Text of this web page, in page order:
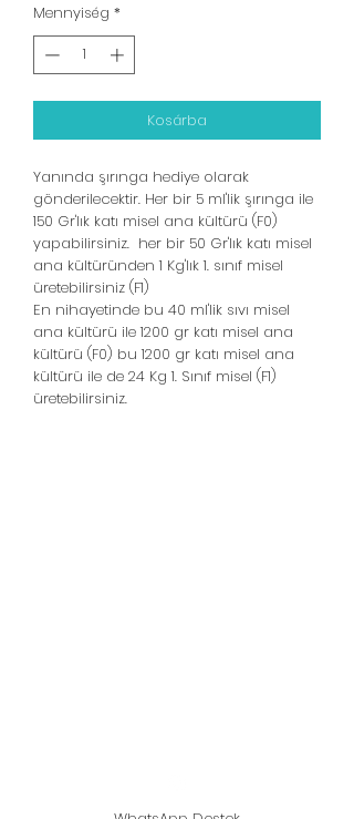
Mennyiség *
Kosárba
Yanında şırınga hediye olarak
gönderilecektir. Her bir 5 ml'lik şırınga ile
150 Gr'lık katı misel ana kültürü (F0)
yapabilirsiniz. her bir 50 Gr'lık katı misel
ana kültüründen 1 Kg'lık 1. sınıf misel
üretebilirsiniz (F1)
En nihayetinde bu 40 ml'lik sıvı misel
ana kültürü ile 1200 gr katı misel ana
kültürü (F0) bu 1200 gr katı misel ana
kültürü ile de 24 Kg 1. Sınıf misel (F1)
üretebilirsiniz.